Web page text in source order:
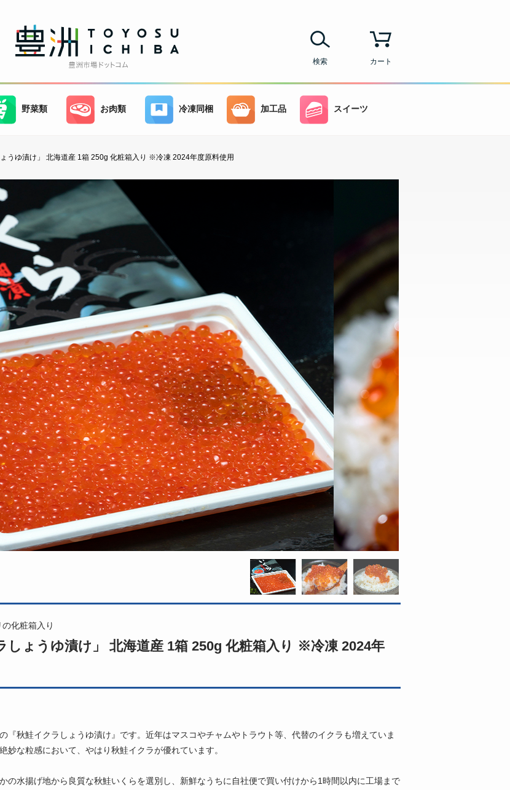
カート
検索
野菜類 お肉類 冷凍同梱 加工品 スイーツ
ょうゆ漬け」 北海道産 1箱 250g 化粧箱入り ※冷凍 2024年度原料使用
化粧箱入り
しょうゆ漬け」 北海道産 1箱 250g 化粧箱入り ※冷凍 2024年
『秋鮭イクラしょうゆ漬け』です。近年はマスコやチャムやトラウト等、代替のイクラも増えていま
妙な粒感において、やはり秋鮭イクラが優れています。
の水揚げ地から良質な秋鮭いくらを選別し、新鮮なうちに自社便で買い付けから1時間以内に工場まで